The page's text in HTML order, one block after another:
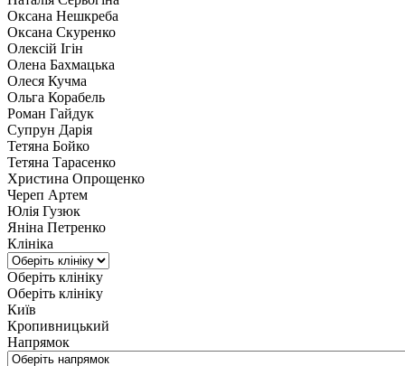
Оксана Нешкреба
Оксана Скуренко
Олексій Ігін
Олена Бахмацька
Олеся Кучма
Ольга Корабель
Роман Гайдук
Супрун Дарія
Тетяна Бойко
Тетяна Тарасенко
Христина Опрощенко
Череп Артем
Юлія Гузюк
Яніна Петренко
Клініка
Оберіть клініку
Оберіть клініку
Київ
Кропивницький
Напрямок